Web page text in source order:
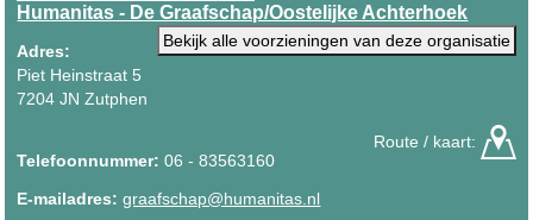
Humanitas - De Graafschap/Oostelijke Achterhoek
Bekijk alle voorzieningen van deze organisatie
Adres:
Piet Heinstraat 5
7204 JN Zutphen
Route / kaart:
Telefoonnummer: 06 - 83563160
E-mailadres: graafschap@humanitas.nl